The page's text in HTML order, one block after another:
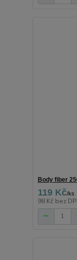
Body fiber
119 Kč/ks
98 Kč bez